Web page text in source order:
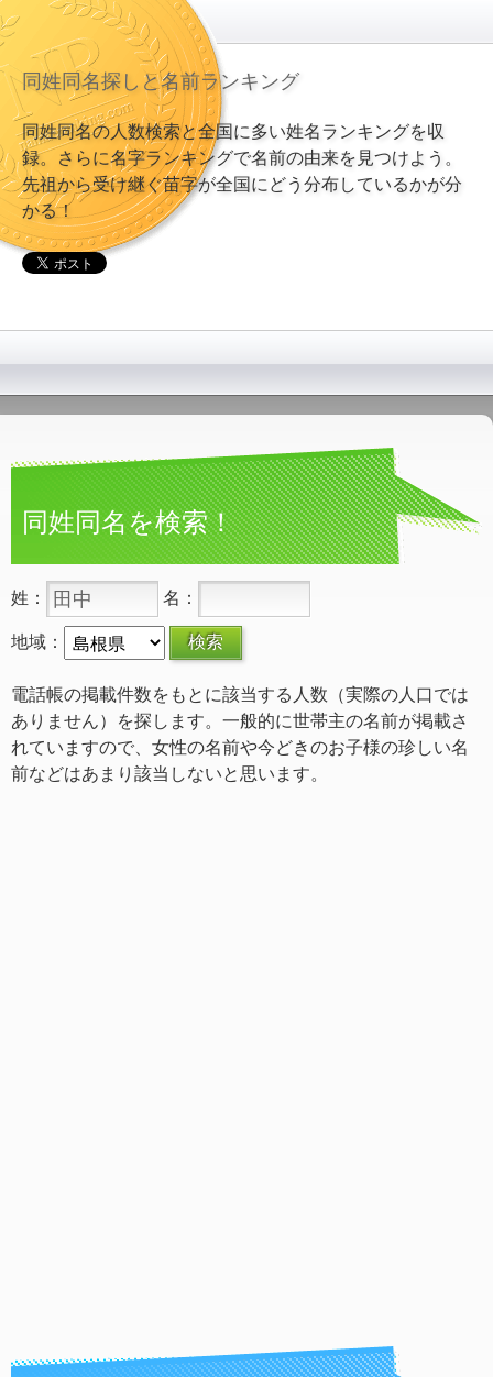
同姓同名探しと名前ランキング
同姓同名の人数検索と全国に多い姓名ランキングを収
録。さらに名字ランキングで名前の由来を見つけよう。
先祖から受け継ぐ苗字が全国にどう分布しているかが分
かる！
同姓同名を検索！
姓： 名：
地域：
電話帳の掲載件数をもとに該当する人数（実際の人口では
ありません）を探します。一般的に世帯主の名前が掲載さ
れていますので、女性の名前や今どきのお子様の珍しい名
前などはあまり該当しないと思います。